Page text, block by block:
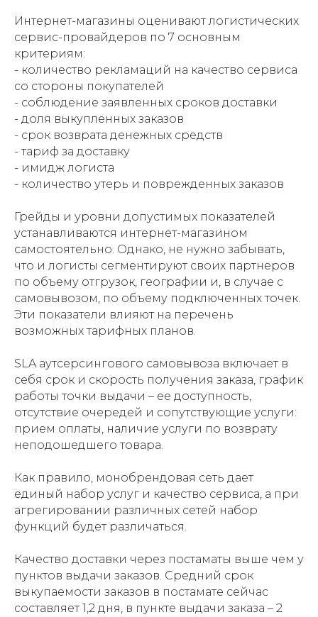
Интернет-магазины оценивают логистических
сервис-провайдеров по 7 основным
критериям:
- количество рекламаций на качество сервиса
со стороны покупателей
- соблюдение заявленных сроков доставки
- доля выкупленных заказов
- срок возврата денежных средств
- тариф за доставку
- имидж логиста
- количество утерь и поврежденных заказов
Грейды и уровни допустимых показателей
устанавливаются интернет-магазином
самостоятельно. Однако, не нужно забывать,
что и логисты сегментируют своих партнеров
по объему отгрузок, географии и, в случае с
самовывозом, по объему подключенных точек.
Эти показатели влияют на перечень
возможных тарифных планов.
SLA аутсерсингового самовывоза включает в
себя срок и скорость получения заказа, график
работы точки выдачи – ее доступность,
отсутствие очередей и сопутствующие услуги:
прием оплаты, наличие услуги по возврату
неподошедшего товара.
Как правило, монобрендовая сеть дает
единый набор услуг и качество сервиса, а при
агрегировании различных сетей набор
функций будет различаться.
Качество доставки через постаматы выше чем у
пунктов выдачи заказов. Средний срок
выкупаемости заказов в постамате сейчас
составляет 1,2 дня, в пункте выдачи заказа – 2